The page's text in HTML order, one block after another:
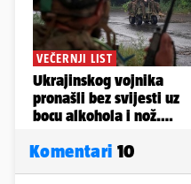
Komentari 10